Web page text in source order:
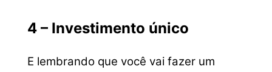
4 – Investimento único
E lembrando que você vai fazer um